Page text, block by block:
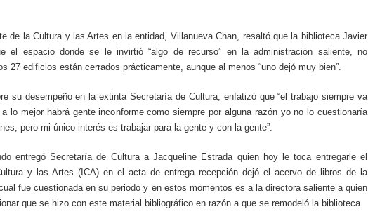
de la Cultura y las Artes en la entidad, Villanueva Chan, resaltó que la biblioteca Javier
el espacio donde se le invirtió “algo de recurso” en la administración saliente, no
27 edificios están cerrados prácticamente, aunque al menos “uno dejó muy bien”.
su desempeño en la extinta Secretaría de Cultura, enfatizó que “el trabajo siempre va
a lo mejor habrá gente inconforme como siempre por alguna razón yo no lo cuestionaría
pero mi único interés es trabajar para la gente y con la gente”.
entregó Secretaría de Cultura a Jacqueline Estrada quien hoy le toca entregarle el
y las Artes (ICA) en el acta de entrega recepción dejó el acervo de libros de la
fue cuestionada en su periodo y en estos momentos es a la directora saliente a quien
que se hizo con este material bibliográfico en razón a que se remodeló la biblioteca.